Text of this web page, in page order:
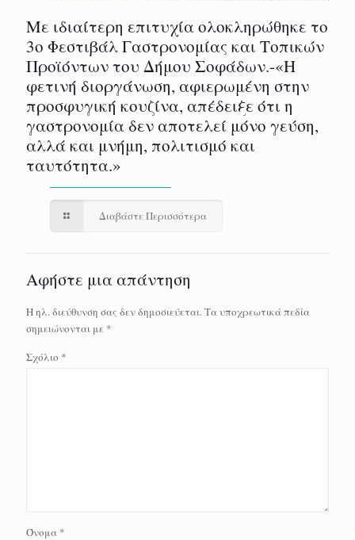
Με ιδιαίτερη επιτυχία ολοκληρώθηκε το
3ο Φεστιβάλ Γαστρονομίας και Τοπικών
Προϊόντων του Δήμου Σοφάδων.-«Η
φετινή διοργάνωση, αφιερωμένη στην
προσφυγική κουζίνα, απέδειξε ότι η
γαστρονομία δεν αποτελεί μόνο γεύση,
αλλά και μνήμη, πολιτισμό και
ταυτότητα.»
Διαβάστε Περισσότερα
Αφήστε μια απάντηση
Η ηλ. διεύθυνση σας δεν δημοσιεύεται.Τα υποχρεωτικά πεδία
σημειώνονται με *
Σχόλιο *
Όνομα *